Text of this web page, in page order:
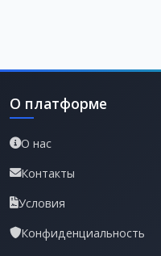
О платформе
О нас
Контакты
Условия
Конфиденциальность